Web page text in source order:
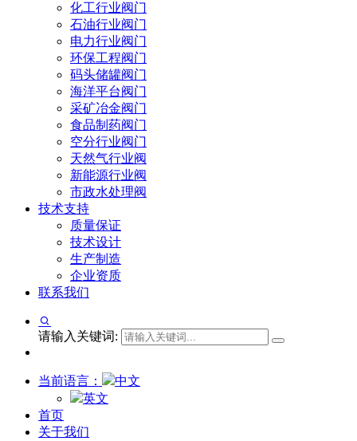
化工行业阀门
石油行业阀门
电力行业阀门
环保工程阀门
码头储罐阀门
海洋平台阀门
采矿冶金阀门
食品制药阀门
空分行业阀门
天然气行业阀
新能源行业阀
市政水处理阀
技术支持
质量保证
技术设计
生产制造
企业资质
联系我们
请输入关键词:
当前语言：
中文
英文
首页
关于我们